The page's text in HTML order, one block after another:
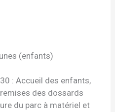
(enfants)
: Accueil des enfants,
des dossards
du parc à matériel et